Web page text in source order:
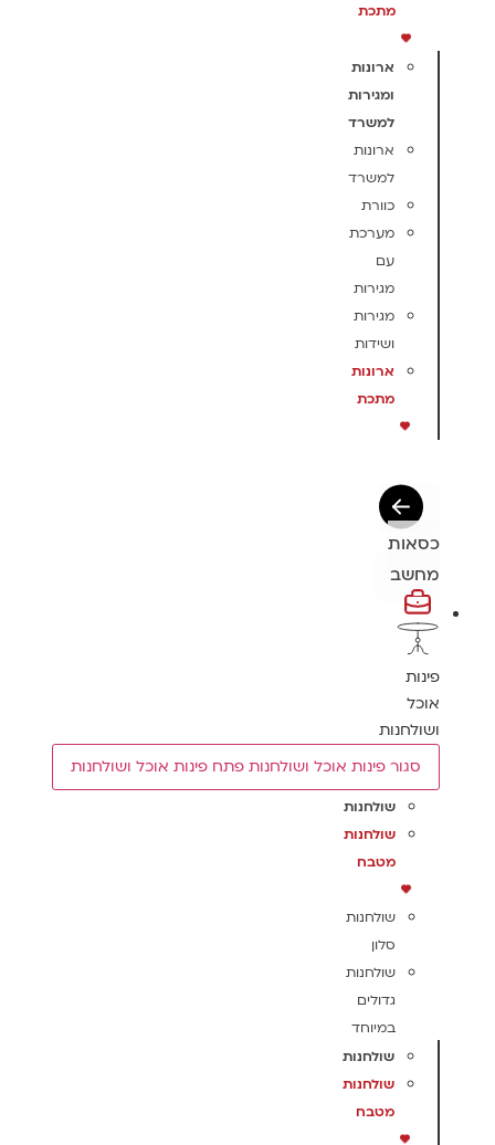
מתכת
ארונות
ומגירות
למשרד
ארונות
למשרד
כוורת
מערכת
עם
מגירות
מגירות
ושידות
ארונות
מתכת
כסאות
מחשב
פינות
אוכל
ושולחנות
סגור פינות אוכל ושולחנות פתח פינות אוכל ושולחנות
שולחנות
שולחנות
מטבח
שולחנות
סלון
שולחנות
גדולים
במיוחד
שולחנות
שולחנות
מטבח